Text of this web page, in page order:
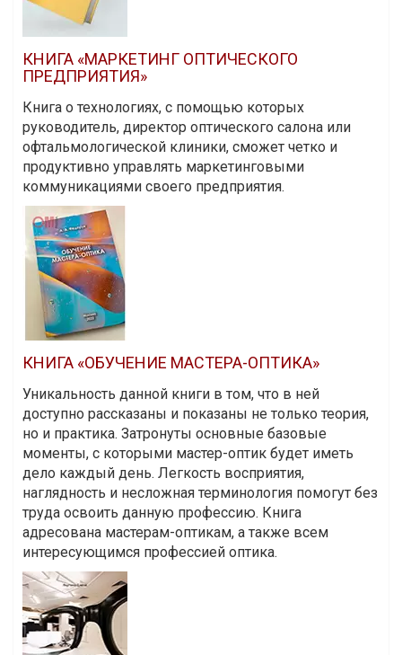
КНИГА «МАРКЕТИНГ ОПТИЧЕСКОГО
ПРЕДПРИЯТИЯ»
Книга о технологиях, с помощью которых
руководитель, директор оптического салона или
офтальмологической клиники, сможет четко и
продуктивно управлять маркетинговыми
коммуникациями своего предприятия.
КНИГА «ОБУЧЕНИЕ МАСТЕРА-ОПТИКА»
Уникальность данной книги в том, что в ней
доступно рассказаны и показаны не только теория,
но и практика. Затронуты основные базовые
моменты, с которыми мастер-оптик будет иметь
дело каждый день. Легкость восприятия,
наглядность и несложная терминология помогут без
труда освоить данную профессию. Книга
адресована мастерам-оптикам, а также всем
интересующимся профессией оптика.